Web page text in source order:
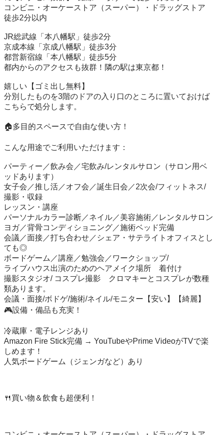
コンビニ・オーケーストア（スーパー）・ドラッグストア
徒歩2分以内
JR総武線「本八幡駅」徒歩2分
京成本線「京成八幡駅」徒歩3分
都営新宿線「本八幡駅」徒歩5分
都内からのアクセスも抜群！隣の駅は東京都！
嬉しい【ゴミ出し無料】
分別したものを3階のドアの入り口のところに置いておけば
こちらで処分します。
🏠多目的スペースで自由な使い方！
こんな用途でご利用いただけます：
パーティー／飲み会／宅飲み/レンタルサロン（サロン用ベ
ッドあります）
女子会／推し活／オフ会／誕生日会／2次会/フィットネス/
撮影・収録
レッスン・講座
パーソナルカラー診断／ネイル／美容施術／レンタルサロン
ヨガ／背骨コンディショニング／施術ベッド完備
会議／面接／打ち合わせ／シェア・サテライトオフィスとし
ても◎
ボードゲーム／講座／勉強会／ワークショップ/
ライブハウス出演のためのヘアメイク場所　着付け
撮影スタジオ/ コスプレ撮影　クロマキーとコスプレが数種
類あります。
会議・面接/ボドゲ/施術/ネイル/モニター【安い】【綺麗】
🎮設備・備品も充実！
冷蔵庫・電子レンジあり
Amazon Fire Stick完備 → YouTubeやPrime VideoがTVで楽
しめます！
人気ボードゲーム（ジェンガなど）あり
🍴買い物＆飲食も超便利！